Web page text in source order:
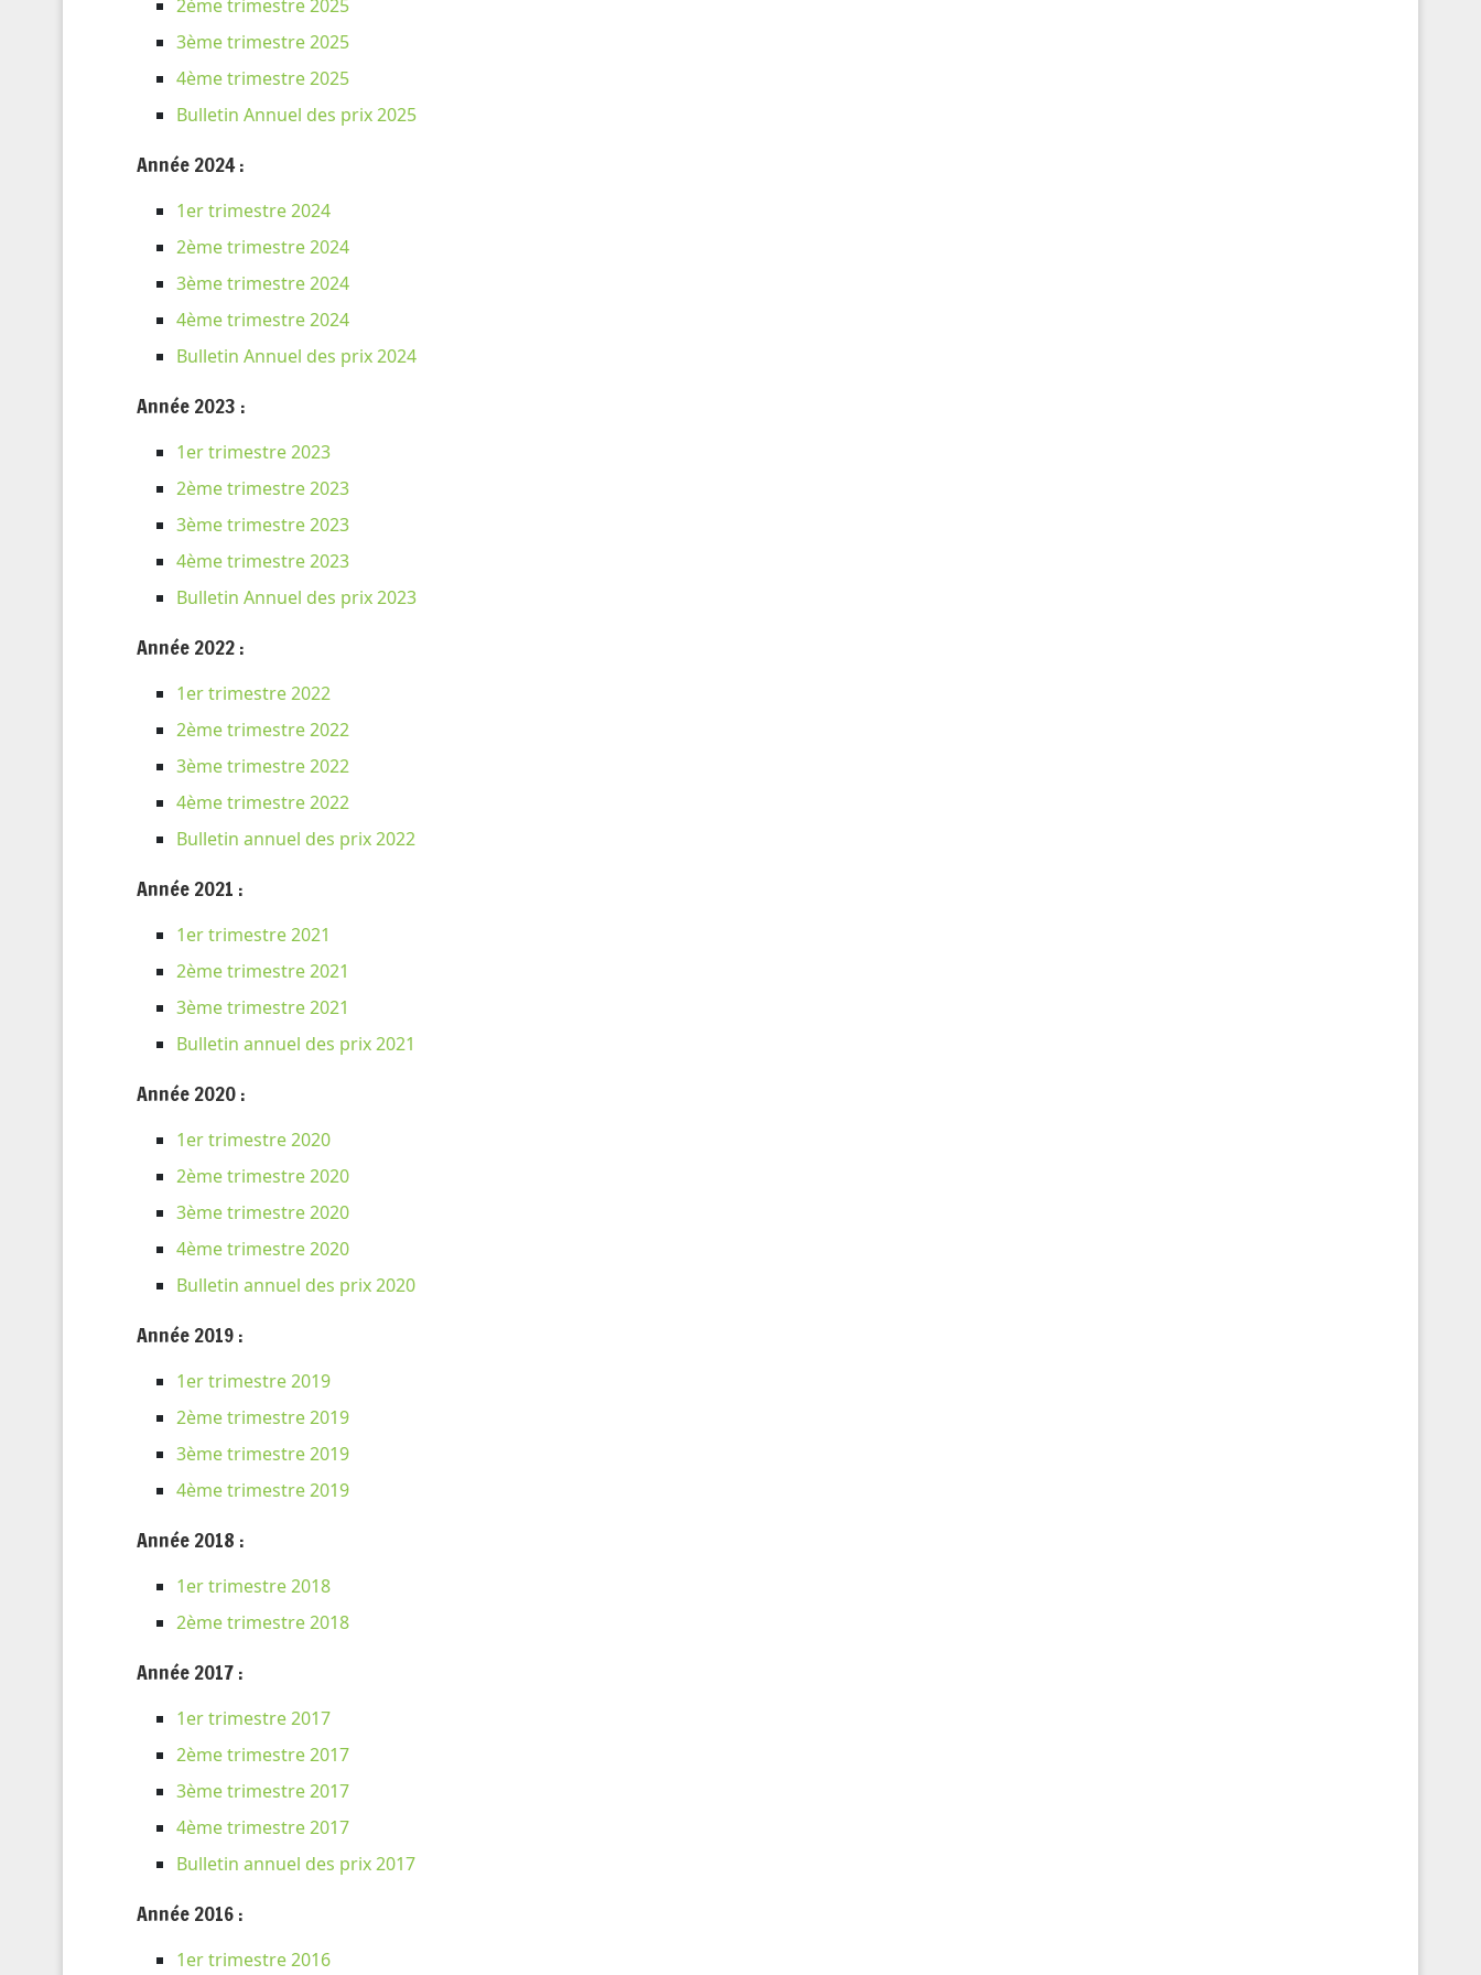
2ème trimestre 2025
3ème trimestre 2025
4ème trimestre 2025
Bulletin Annuel des prix 2025
Année 2024 :
1er trimestre 2024
2ème trimestre 2024
3ème trimestre 2024
4ème trimestre 2024
Bulletin Annuel des prix 2024
Année 2023 :
1er trimestre 2023
2ème trimestre 2023
3ème trimestre 2023
4ème trimestre 2023
Bulletin Annuel des prix 2023
Année 2022 :
1er trimestre 2022
2ème trimestre 2022
3ème trimestre 2022
4ème trimestre 2022
Bulletin annuel des prix 2022
Année 2021 :
1er trimestre 2021
2ème trimestre 2021
3ème trimestre 2021
Bulletin annuel des prix 2021
Année 2020 :
1er trimestre 2020
2ème trimestre 2020
3ème trimestre 2020
4ème trimestre 2020
Bulletin annuel des prix 2020
Année 2019 :
1er trimestre 2019
2ème trimestre 2019
3ème trimestre 2019
4ème trimestre 2019
Année 2018 :
1er trimestre 2018
2ème trimestre 2018
Année 2017 :
1er trimestre 2017
2ème trimestre 2017
3ème trimestre 2017
4ème trimestre 2017
Bulletin annuel des prix 2017
Année 2016 :
1er trimestre 2016